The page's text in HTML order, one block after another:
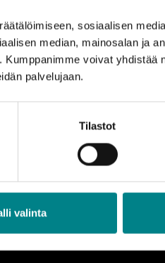
sosiaalisen
median, mainosalan ja
voivat yhdistää
palvelujaan.
Tilastot
valinta